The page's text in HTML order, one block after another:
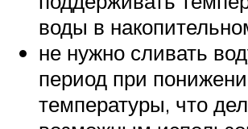
воды в
не нужно сливать
период при
температуры, что